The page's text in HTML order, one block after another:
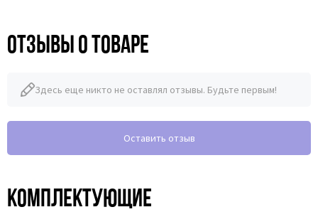
Отзывы о товаре
Здесь еще никто не оставлял отзывы. Будьте первым!
Оставить отзыв
Комплектующие